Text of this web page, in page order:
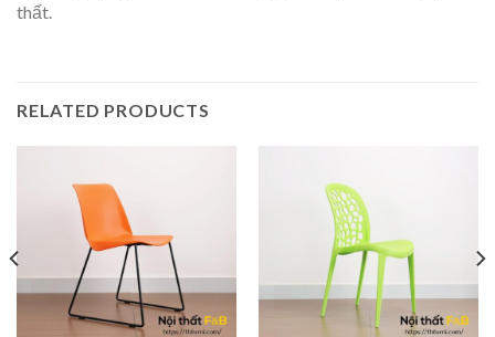
thất.
RELATED PRODUCTS